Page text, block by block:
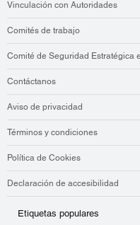
Vinculación con Autoridades
Comités de trabajo
Comité de Seguridad Estratégica
Contáctanos
Aviso de privacidad
Términos y condiciones
Política de Cookies
Declaración de accesibilidad
Etiquetas populares